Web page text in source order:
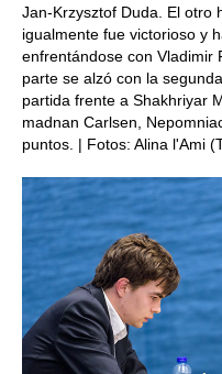
Jan-Krzysztof Duda. El otro
igualmente fue victorioso y
enfrentándose con Vladimir
parte se alzó con la
partida frente a Shakhriyar
madnan Carlsen,
puntos. | Fotos: Alina l'Ami